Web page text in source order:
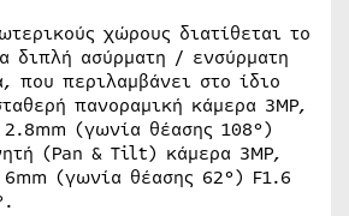
χώρους διατίθεται το
διπλή ασύρματη / ενσύρματη
που περιλαμβάνει στο ίδιο
πανοραμική κάμερα 3MP,
(γωνία θέασης 108°)
(Pan & Tilt) κάμερα 3MP,
(γωνία θέασης 62°) F1.6